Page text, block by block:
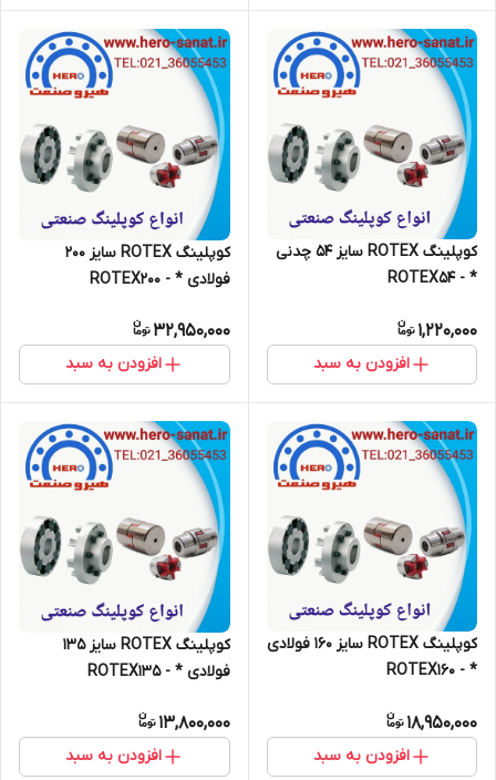
کوپلینگ ROTEX سایز 54 چدنی
* - ROTEX54
1,220,000
افزودن به سبد
کوپلینگ ROTEX سایز 200
فولادی * - ROTEX200
32,950,000
افزودن به سبد
کوپلینگ ROTEX سایز 160 فولادی
* - ROTEX160
18,950,000
افزودن به سبد
کوپلینگ ROTEX سایز 135
فولادی * - ROTEX135
13,800,000
افزودن به سبد